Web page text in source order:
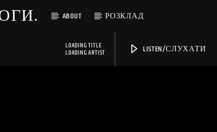
ABOUT РОЗКЛАД
LISTEN/СЛУХАТИ
LOADING TITLE
LOADING ARTIST